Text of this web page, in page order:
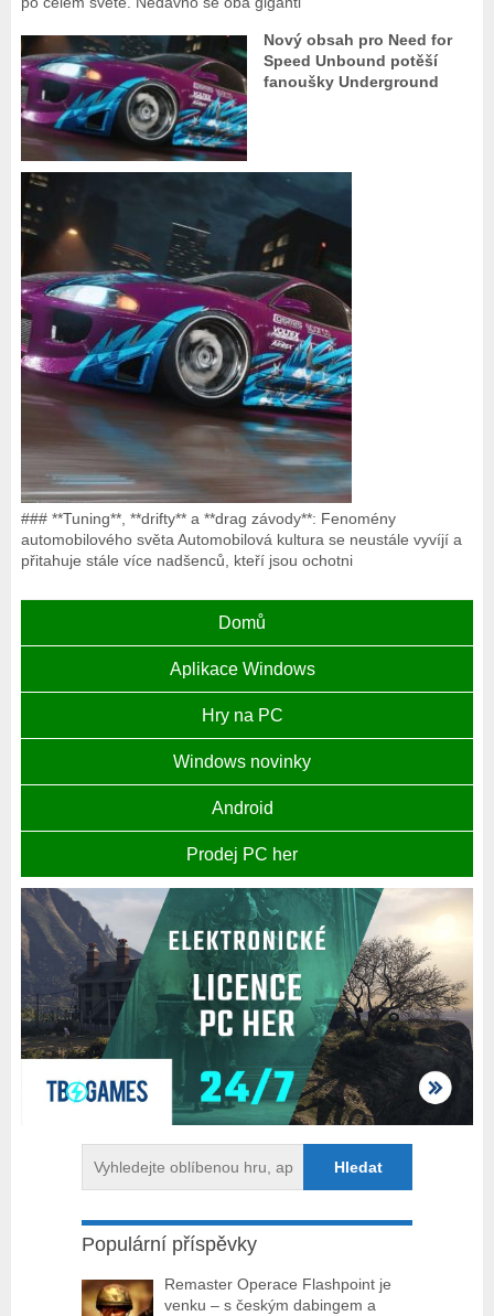
Nový obsah pro Need for
Speed Unbound potěší
fanoušky Underground
### **Tuning**, **drifty** a **drag závody**: Fenomény
automobilového světa Automobilová kultura se neustále vyvíjí a
přitahuje stále více nadšenců, kteří jsou ochotni
Domů
Aplikace Windows
Hry na PC
Windows novinky
Android
Prodej PC her
Populární příspěvky
Remaster Operace Flashpoint je
venku – s českým dabingem a